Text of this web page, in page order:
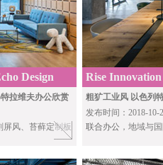
Design
拉维夫办公欣赏
屏风、苔藓定制板
Rise
Architects
粗犷工业风 以色列
发布时间：2018-10-
联合办公 ，地域与